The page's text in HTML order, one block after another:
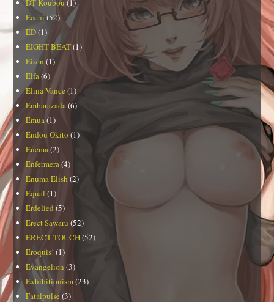
DT Koubou (1)
Ecchi(52)
ED(1)
EIGHT BEAT(1)
Eisen (1)
Elfa(6)
Elina Vance (1)
Embarazada(6)
Emua(1)
Endou Okito (1)
Enema(2)
Enfermera(4)
Enuma Elish (2)
Equal (1)
Erdelied (5)
Erect Sawaru (52)
ERECT TOUCH(52)
Eroquis! (1)
Evangelion (3)
Exhibitionism(23)
Fatalpulse (3)